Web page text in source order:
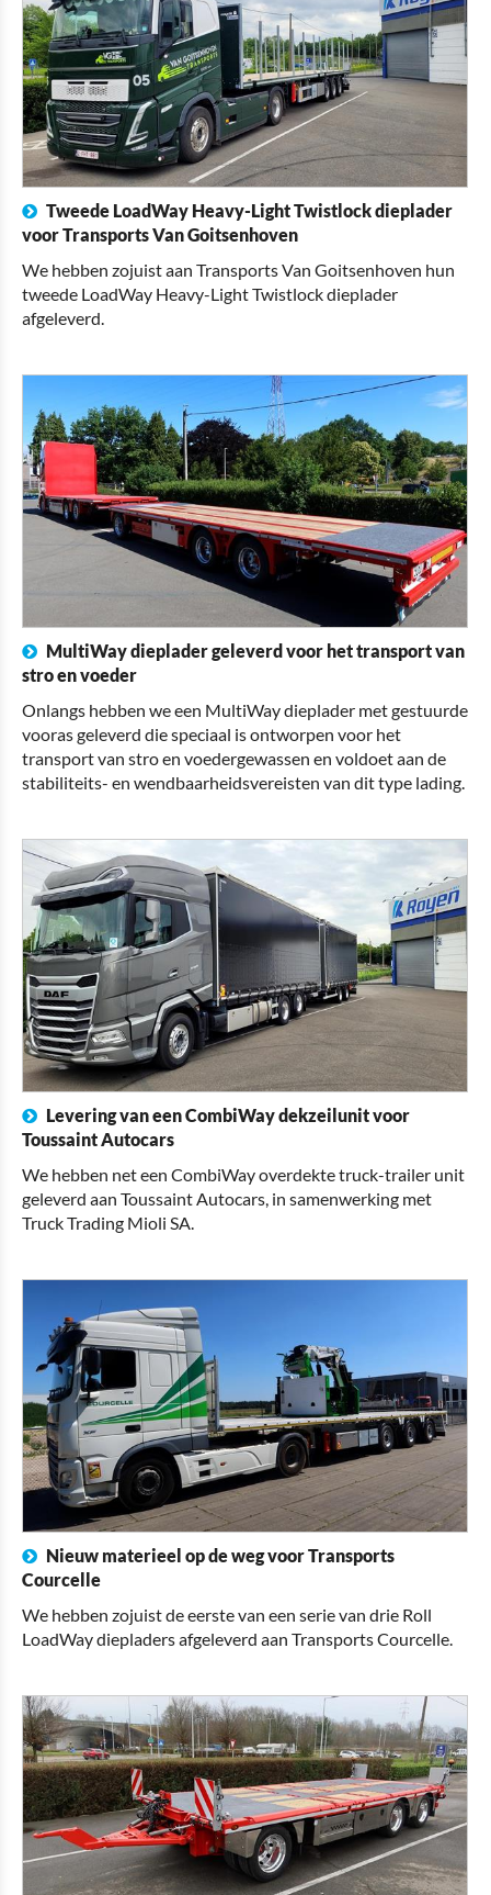
Tweede LoadWay Heavy-Light Twistlock dieplader
voor Transports Van Goitsenhoven
We hebben zojuist aan Transports Van Goitsenhoven hun
tweede LoadWay Heavy-Light Twistlock dieplader
afgeleverd.
MultiWay dieplader geleverd voor het transport van
stro en voeder
Onlangs hebben we een MultiWay dieplader met gestuurde
vooras geleverd die speciaal is ontworpen voor het
transport van stro en voedergewassen en voldoet aan de
stabiliteits- en wendbaarheidsvereisten van dit type lading.
Levering van een CombiWay dekzeilunit voor
Toussaint Autocars
We hebben net een CombiWay overdekte truck-trailer unit
geleverd aan Toussaint Autocars, in samenwerking met
Truck Trading Mioli SA.
Nieuw materieel op de weg voor Transports
Courcelle
We hebben zojuist de eerste van een serie van drie Roll
LoadWay diepladers afgeleverd aan Transports Courcelle.